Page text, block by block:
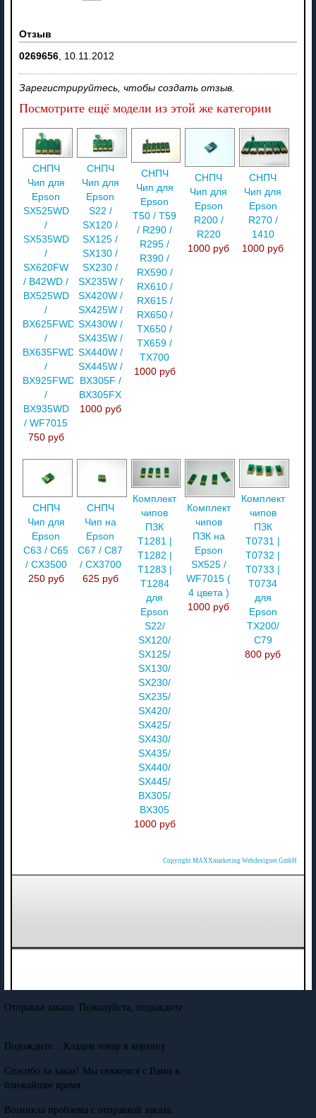
Отзыв
0269656, 10.11.2012
Зарегистрируйтесь, чтобы создать отзыв.
Посмотрите ещё модели из этой же категории
СНПЧ
Чип для
Epson
SX525WD
/
SX535WD
/
SX620FW
/ B42WD /
BX525WD
/
BX625FWD
/
BX635FWD
/
BX925FWD
/
BX935WD
/ WF7015
750 руб
СНПЧ
Чип для
Epson
S22 /
SX120 /
SX125 /
SX130 /
SX230 /
SX235W /
SX420W /
SX425W /
SX430W /
SX435W /
SX440W /
SX445W /
BX305F /
BX305FX
1000 руб
СНПЧ
Чип для
Epson
T50 / T59
/ R290 /
R295 /
R390 /
RX590 /
RX610 /
RX615 /
RX650 /
TX650 /
TX659 /
TX700
1000 руб
СНПЧ
Чип для
Epson
R200 /
R220
1000 руб
СНПЧ
Чип для
Epson
R270 /
1410
1000 руб
СНПЧ
Чип для
Epson
C63 / C65
/ CX3500
250 руб
СНПЧ
Чип на
Epson
C67 / C87
/ CX3700
625 руб
Комплект
чипов
ПЗК
T1281 |
T1282 |
T1283 |
T1284
для
Epson
S22/
SX120/
SX125/
SX130/
SX230/
SX235/
SX420/
SX425/
SX430/
SX435/
SX440/
SX445/
BX305/
BX305
1000 руб
Комплект
чипов
ПЗК на
Epson
SX525 /
WF7015 (
4 цвета )
1000 руб
Комплект
чипов
ПЗК
T0731 |
T0732 |
T0733 |
T0734
для
Epson
TX200/
C79
800 руб
Copyright MAXXmarketing Webdesigner GmbH
Отправка заказа. Пожалуйста, подождите
...
Подождите... Кладем товар в корзину
Спасибо за заказ! Мы свяжемся с Вами в
ближайшее время
Возникла проблема с отправкой заказа.